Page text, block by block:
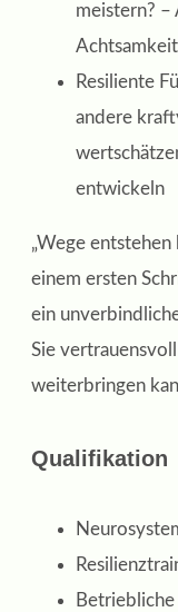
meistern? –
Achtsamkeit
Resiliente
andere
entwickeln
„Wege
einem ersten
ein
Sie
weiterbringen
Qualifikation
Betriebliche